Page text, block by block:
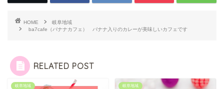
HOME
岐阜地域
ba7cafe（バナナカフェ） バナナ入りのカレーが美味しいカフェです
RELATED POST
岐阜地域 岐阜地域